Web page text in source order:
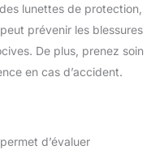
sur les épaules et les
câble de 3 m étendent
plus fluides et un
lunettes de protection,
prévenir les blessures
De plus, prenez soin
en cas d’accident.
d’évaluer